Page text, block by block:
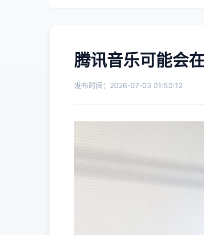
腾讯音乐可能会
发布时间：2026-07-03 01:50:12